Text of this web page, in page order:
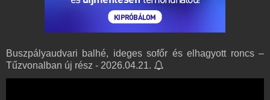
Buszpályaudvari balhé, ideges sofőr és elhagyott roncs –
Tűzvonalban új rész - 2026.04.21.